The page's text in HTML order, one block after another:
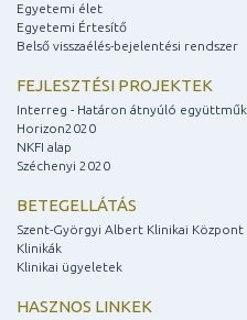
Egyetemi élet
Egyetemi Értesítő
Belső visszaélés-bejelentési rendszer
FEJLESZTÉSI PROJEKTEK
Interreg - Határon átnyúló
Horizon2020
NKFI alap
Széchenyi 2020
BETEGELLÁTÁS
Szent-Györgyi Albert Klinikai Központ
Klinikák
Klinikai ügyeletek
HASZNOS LINKEK